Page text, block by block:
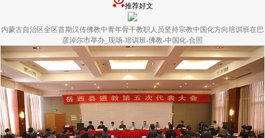
推荐好文
内蒙古自治区全区首期汉传佛教中青年骨干教职人员坚持宗教中国化方向培训班在巴
彦淖尔市举办_现场-培训班-佛教-中国化-合照